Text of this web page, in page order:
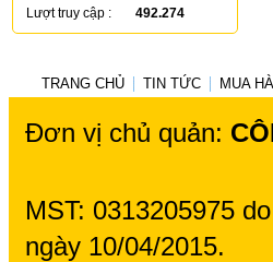
Lượt truy cập :
492.274
TRANG CHỦ TIN TỨC MUA
Đơn vị chủ quản:
MST: 0313205975
ngày 10/04/2015.